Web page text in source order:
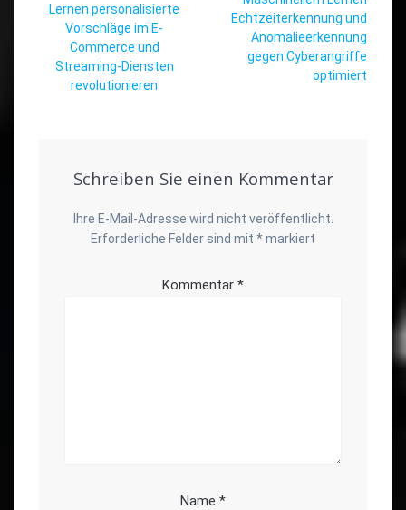
Lernen personalisierte
Vorschläge im E-
Commerce und
Streaming-Diensten
revolutionieren
Echtzeiterkennung und
Anomalieerkennung
gegen Cyberangriffe
optimiert
Schreiben Sie einen Kommentar
Ihre E-Mail-Adresse wird nicht veröffentlicht.
Erforderliche Felder sind mit *markiert
Kommentar *
Name *